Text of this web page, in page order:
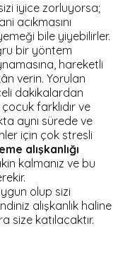
iyice zorluyorsa;
acıkmasını
bile yiyebilirler.
bir yöntem
hareketli
verin. Yorulan
dakikalardan
farklıdır ve
aynı sürede ve
için çok stresli
alışkanlığı
kalmanız ve bu
olup sizi
alışkanlık haline
size katılacaktır.